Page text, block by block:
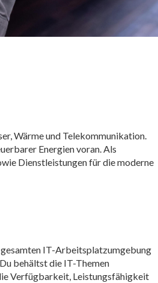
Wärme und Telekommunikation.
Energien voran. Als
Dienstleistungen für die moderne
IT-Arbeitsplatzumgebung
behältst die IT-Themen
Verfügbarkeit, Leistungsfähigkeit